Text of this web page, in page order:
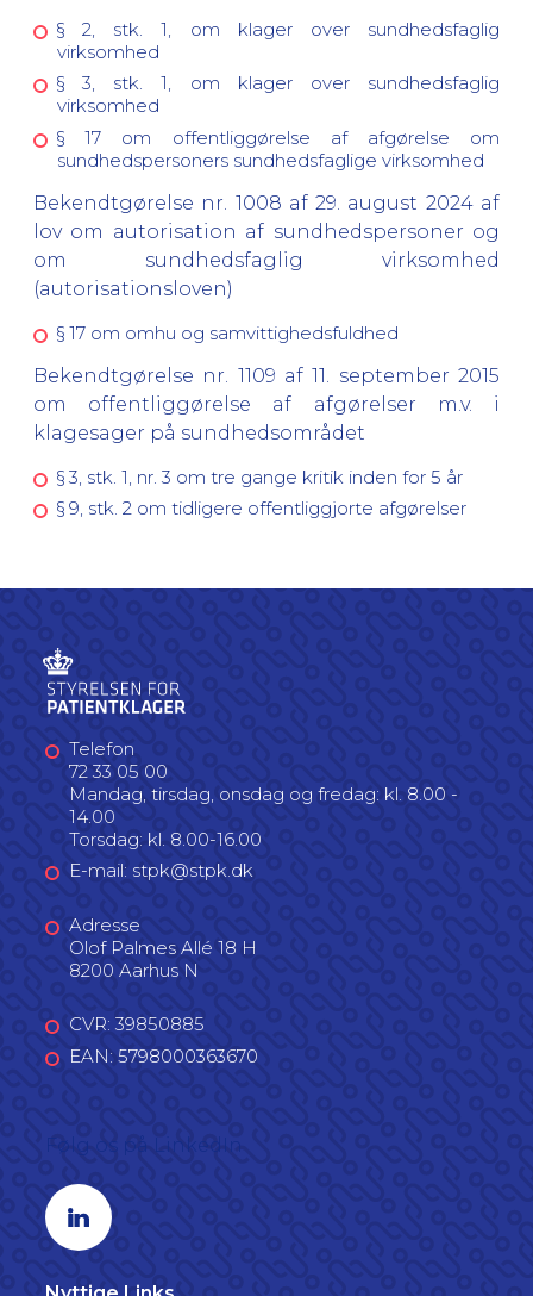
§ 2, stk. 1, om klager over sundhedsfaglig
virksomhed
§ 3, stk. 1, om klager over sundhedsfaglig
virksomhed
§ 17 om offentliggørelse af afgørelse om
sundhedspersoners sundhedsfaglige virksomhed
Bekendtgørelse nr. 1008 af 29. august 2024 af
lov om autorisation af sundhedspersoner og
om sundhedsfaglig virksomhed
(autorisationsloven)
§ 17 om omhu og samvittighedsfuldhed
Bekendtgørelse nr. 1109 af 11. september 2015
om offentliggørelse af afgørelser m.v. i
klagesager på sundhedsområdet
§ 3, stk. 1, nr. 3 om tre gange kritik inden for 5 år
§ 9, stk. 2 om tidligere offentliggjorte afgørelser
Telefon
72 33 05 00
Mandag, tirsdag, onsdag og fredag: kl. 8.00 -
14.00
Torsdag: kl. 8.00-16.00
E-mail: stpk@stpk.dk
Adresse
Olof Palmes Allé 18 H
8200 Aarhus N
CVR: 39850885
EAN: 5798000363670
Linkedin profil